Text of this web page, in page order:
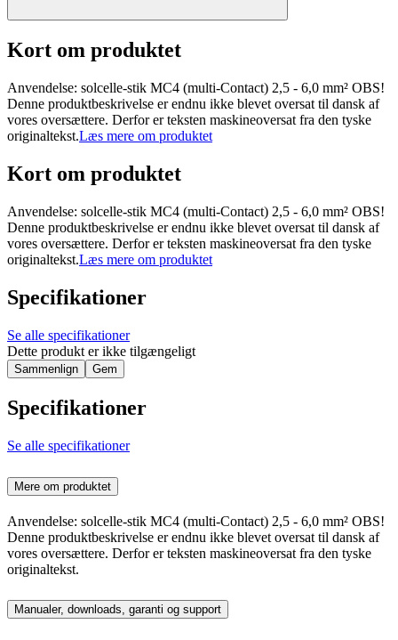
Kort om produktet
Anvendelse: solcelle-stik MC4 (multi-Contact) 2,5 - 6,0 mm² OBS!
Denne produktbeskrivelse er endnu ikke blevet oversat til dansk af
vores oversættere. Derfor er teksten maskineoversat fra den tyske
originaltekst.Læs mere om produktet
Kort om produktet
Anvendelse: solcelle-stik MC4 (multi-Contact) 2,5 - 6,0 mm² OBS!
Denne produktbeskrivelse er endnu ikke blevet oversat til dansk af
vores oversættere. Derfor er teksten maskineoversat fra den tyske
originaltekst.Læs mere om produktet
Specifikationer
Se alle specifikationer
Dette produkt er ikke tilgængeligt
Sammenlign Gem
Specifikationer
Se alle specifikationer
Mere om produktet
Anvendelse: solcelle-stik MC4 (multi-Contact) 2,5 - 6,0 mm² OBS!
Denne produktbeskrivelse er endnu ikke blevet oversat til dansk af
vores oversættere. Derfor er teksten maskineoversat fra den tyske
originaltekst.
Manualer, downloads, garanti og support